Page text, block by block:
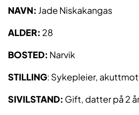
NAVN: Jade Niskakangas
ALDER: 28
BOSTED: Narvik
STILLING: Sykepleier,
SIVILSTAND: Gift, datter på 2